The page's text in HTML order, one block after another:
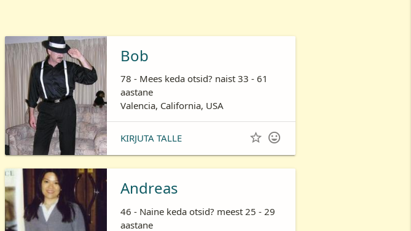
Bob
78 - Mees keda otsid? naist 33 - 61
aastane
Valencia, California, USA
KIRJUTA TALLE  
Andreas
46 - Naine keda otsid? meest 25 - 29
aastane